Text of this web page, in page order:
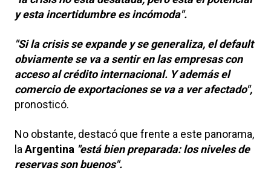
y esta incertidumbre es incómoda".
"Si la crisis se expande y se generaliza, el default
obviamente se va a sentir en las empresas con
acceso al crédito internacional. Y además el
comercio de exportaciones se va a ver afectado",
pronosticó.
No obstante, destacó que frente a este panorama,
la Argentina "está bien preparada: los niveles de
reservas son buenos".